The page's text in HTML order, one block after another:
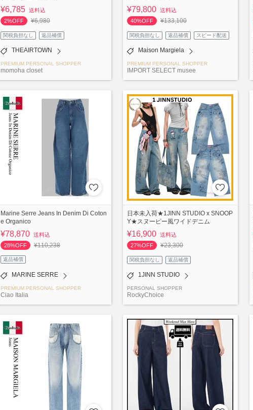
¥6,785 送料込
2%OFF
¥6,980
関税負担なし 返品補償
THEAIRTOWN
PREMIUM PERSONAL SHOPPER
momoha closet
¥79,800 送料込
40%OFF
¥133,100
関税負担なし 返品補償 スピード配送
Maison Margiela
PREMIUM PERSONAL SHOPPER
IMPORT SELECT musee
Marine Serre Jeans In Denim Di Coton
e Organico
¥78,870 送料込
28%OFF
¥110,238
返品補償
MARINE SERRE
PREMIUM PERSONAL SHOPPER
Ciao Italia
日本未入荷★1JINN STUDIO x SNOOP
Y★スヌーピー風ワイドデニム
¥16,900 送料込
27%OFF
¥23,300
関税負担なし 返品補償
1JINN STUDIO
PERSONAL SHOPPER
RockyChoice